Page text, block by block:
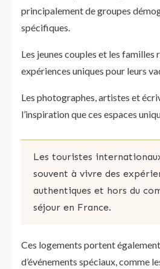
principalement de groupes
spécifiques.
Les jeunes couples et les familles
expériences uniques pour leurs
Les photographes, artistes et
l’inspiration que ces espaces
Les touristes
souvent à vivre des
authentiques et hors du
séjour en France.
Ces logements portent
d’événements spéciaux, comme